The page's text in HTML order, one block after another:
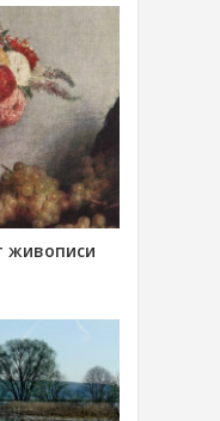
живописи